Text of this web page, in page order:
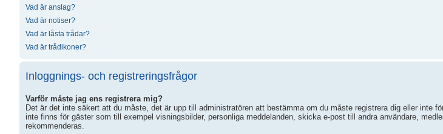
Vad är anslag?
Vad är notiser?
Vad är låsta trådar?
Vad är trådikoner?
Inloggnings- och registreringsfrågor
Varför måste jag ens registrera mig?
Det är det inte säkert att du måste, det är upp till administratören att bestämma om du måste registrera dig eller inte
inte finns för gäster som till exempel visningsbilder, personliga meddelanden, skicka e-post till andra användare,
rekommenderas.